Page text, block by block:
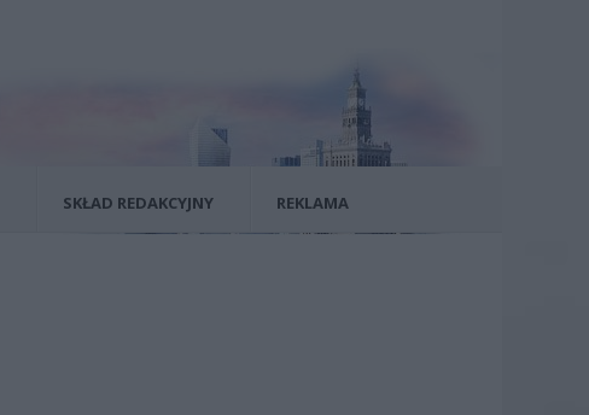
SKŁAD REDAKCYJNY REKLAMA